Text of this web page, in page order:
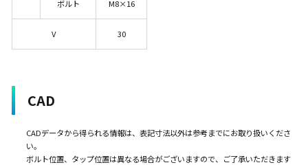
ボルト M8×16
V 30
CAD
CADデータから得られる情報は、表記寸法以外は参考までにお取り扱いくださ
い。
ボルト位置、タップ位置は異なる場合がございますので、ご了承いただきます